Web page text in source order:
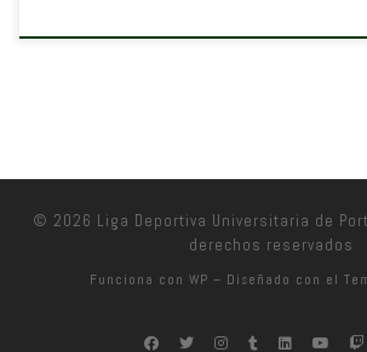
© 2026 Liga Deportiva Universitaria de
derechos reservados
Funciona con WP – Diseñado con el